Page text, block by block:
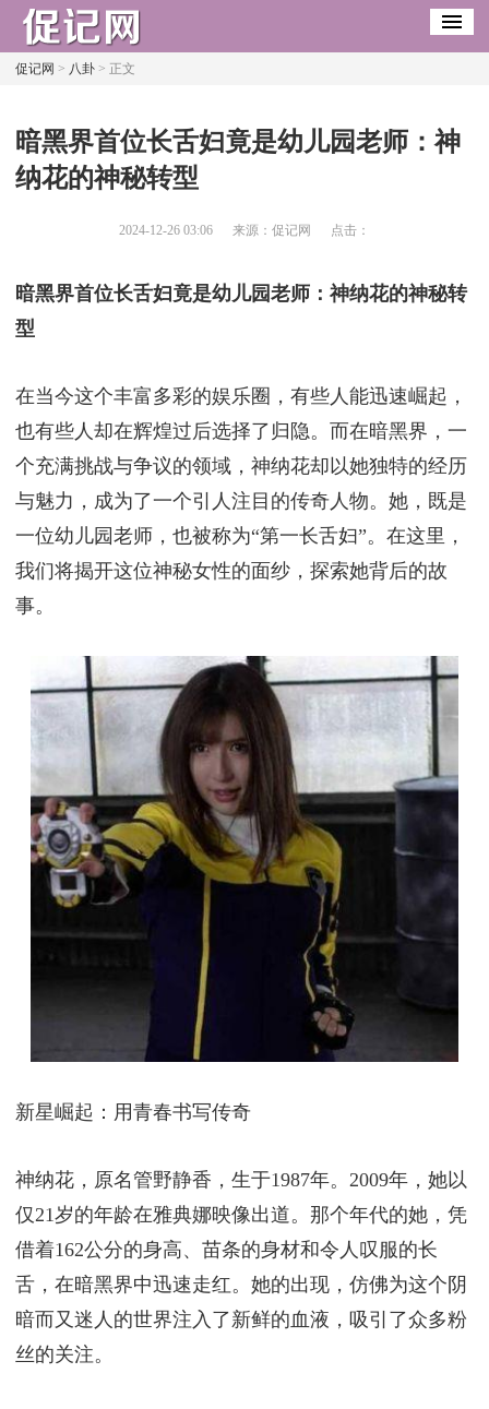
促记网 > 八卦> 正文
​暗黑界首位长舌妇竟是幼儿园老师：神
纳花的神秘转型
2024-12-26 03:06 来源：促记网 点击：
暗黑界首位长舌妇竟是幼儿园老师：神纳花的神秘转
型
在当今这个丰富多彩的娱乐圈，有些人能迅速崛起，
也有些人却在辉煌过后选择了归隐。而在暗黑界，一
个充满挑战与争议的领域，神纳花却以她独特的经历
与魅力，成为了一个引人注目的传奇人物。她，既是
一位幼儿园老师，也被称为“第一长舌妇”。在这里，
我们将揭开这位神秘女性的面纱，探索她背后的故
事。
新星崛起：用青春书写传奇
神纳花，原名管野静香，生于1987年。2009年，她以
仅21岁的年龄在雅典娜映像出道。那个年代的她，凭
借着162公分的身高、苗条的身材和令人叹服的长
舌，在暗黑界中迅速走红。她的出现，仿佛为这个阴
暗而又迷人的世界注入了新鲜的血液，吸引了众多粉
丝的关注。